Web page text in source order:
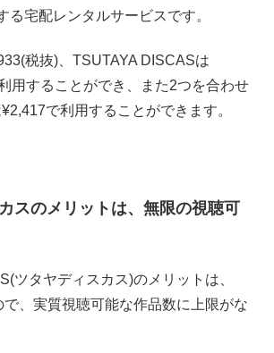
る宅配レンタルサービスです。
税抜)、TSUTAYA DISCASは
用することができ、また2つを合わせ
で利用することができます。
スのメリットは、無限の視聴可
ツタヤディスカス)のメリットは、
、実質視聴可能な作品数に上限がな